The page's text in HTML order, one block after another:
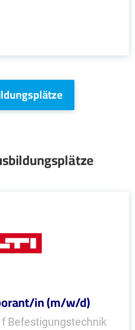
in (m/w/d)
Befestigungstechnik